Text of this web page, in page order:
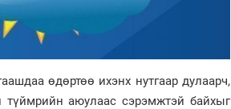
өдөртөө ихэнх нутгаар дулаарч,
түймрийн аюулаас сэрэмжтэй байхыг